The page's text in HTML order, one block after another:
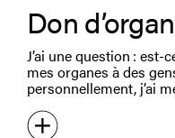
Don
J’ai une question :
mes organes à des
personnellement, j’ai